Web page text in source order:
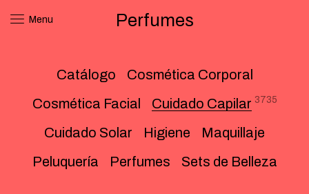
Menu Perfumes
Catálogo
Cosmética Corporal
Cosmética Facial
Cuidado Capilar 3735
Cuidado Solar Higiene
Maquillaje
Peluquería
Perfumes Sets de Belleza